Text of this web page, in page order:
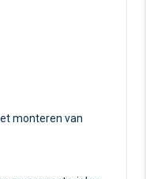
monteren van